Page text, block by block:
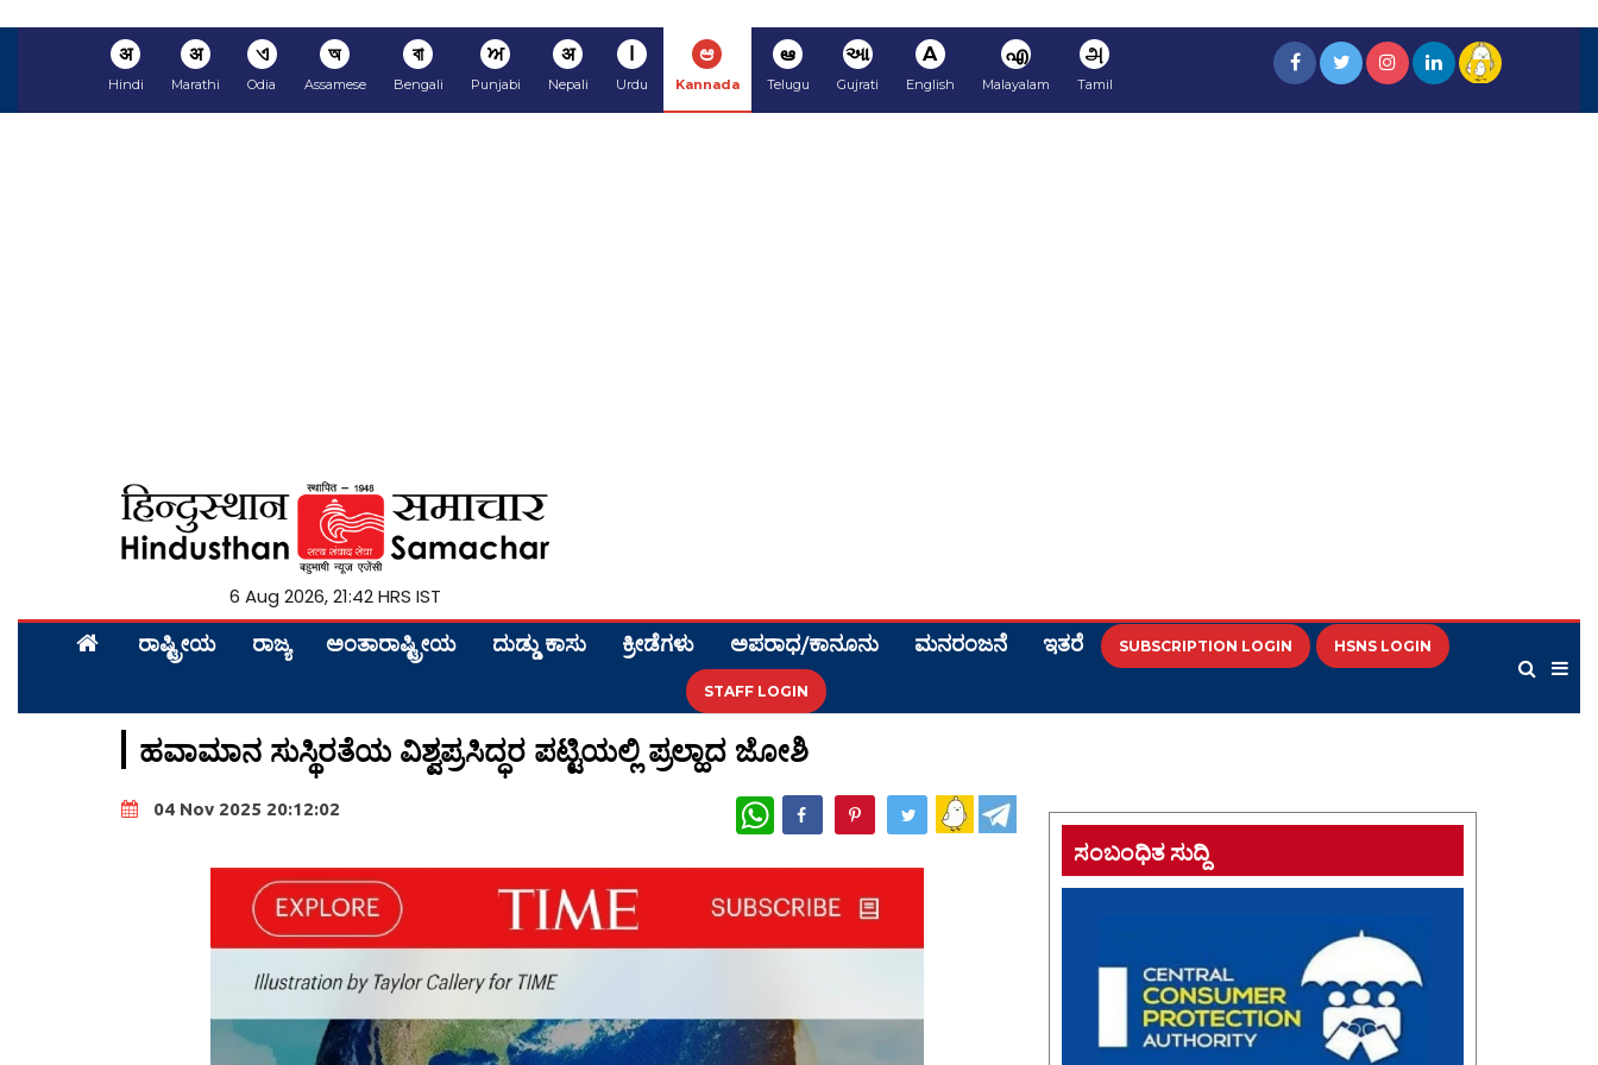
अ
Hindi
अ
Marathi
ଏ
Odia
অ
Assamese
বা
Bengali
ਅ
Punjabi
अ
Nepali
ا
Urdu
ಆ
Kannada
ఆ
Telugu
આ
Gujrati
A
English
എ
Malayalam
அ
Tamil
6 Aug 2026, 21:42 HRS IST
ರಾಷ್ಟ್ರೀಯ ರಾಜ್ಯ ಅಂತಾರಾಷ್ಟ್ರೀಯ ದುಡ್ಡು ಕಾಸು ಕ್ರೀಡೆಗಳು ಅಪರಾಧ/ಕಾನೂನು ಮನರಂಜನೆ ಇತರೆ SUBSCRIPTION LOGIN HSNS LOGIN
STAFF LOGIN
ಹವಾಮಾನ ಸುಸ್ಥಿರತೆಯ ವಿಶ್ವಪ್ರಸಿದ್ಧರ ಪಟ್ಟಿಯಲ್ಲಿ ಪ್ರಲ್ಹಾದ ಜೋಶಿ
04 Nov 2025 20:12:02 WhatsApp
ಸಂಬಂಧಿತ ಸುದ್ದಿ